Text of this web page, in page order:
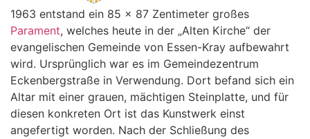
1963 entstand ein 85 x 87 Zentimeter großes
Parament, welches heute in der „Alten Kirche“ der
evangelischen Gemeinde von Essen-Kray aufbewahrt
wird. Ursprünglich war es im Gemeindezentrum
Eckenbergstraße in Verwendung. Dort befand sich ein
Altar mit einer grauen, mächtigen Steinplatte, und für
diesen konkreten Ort ist das Kunstwerk einst
angefertigt worden. Nach der Schließung des